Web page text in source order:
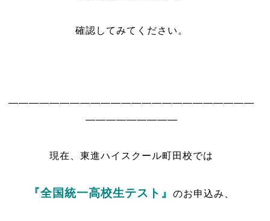
確認してみてください。
————————————————————————
—————————
現在、東進ハイスクール町田校では
『全国統一高校生テスト』のお申込み、